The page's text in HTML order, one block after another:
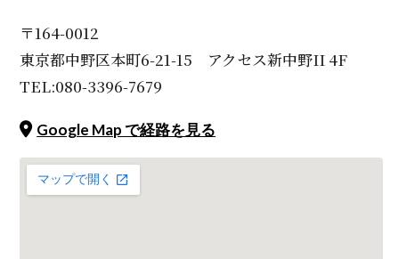
〒164-0012
東京都中野区本町6-21-15 アクセス新中野II 4F
TEL:080-3396-7679
Google Map で経路を見る